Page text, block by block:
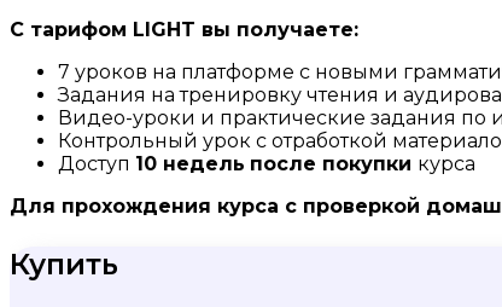
С тарифом LIGHT вы получаете:
7 уроков на платформе с новыми
Задания на тренировку чтения и
Видео-уроки и практические задания по
Контрольный урок с отработкой
Доступ 10 недель после покупки курса
Для прохождения курса с проверкой
Купить